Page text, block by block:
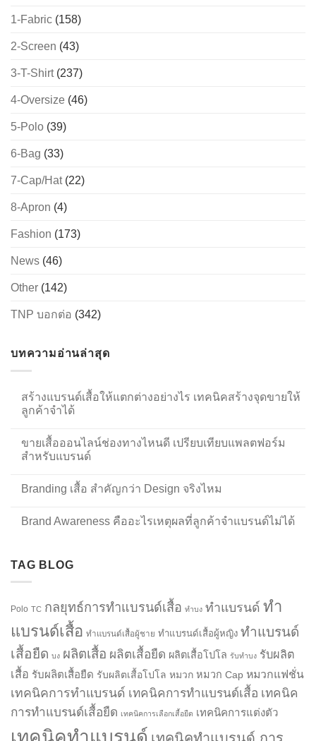
1-Fabric (158)
2-Screen (43)
3-T-Shirt(237)
4-Oversize (46)
5-Polo (39)
6-Bag (33)
7-Cap/Hat(22)
8-Apron (4)
Fashion (173)
News (46)
Other (142)
TNP บอกต่อ (342)
บทความอ่านล่าสุด
สร้างแบรนด์เสื้อให้แตกต่างอย่างไร เทคนิคสร้างจุดขายให้
ลูกค้าจำได้
ขายเสื้อออนไลน์ช่องทางไหนดี เปรียบเทียบแพลตฟอร์ม
สำหรับแบรนด์
Branding เสื้อ สำคัญกว่า Design จริงไหม
Brand Awareness คืออะไรเหตุผลที่ลูกค้าจำแบรนด์ไม่ได้
TAG BLOG
Polo TC กลยุทธ์การทำแบรนด์เสื้อ ทำบง ทำแบรนด์ ทำ
แบรนด์เสื้อ ทำแบรนด์เสื้อผู้ชาย ทำแบรนด์เสื้อผู้หญิง ทำแบรนด์
เสื้อยืด บง ผลิตเสื้อ ผลิตเสื้อยืด ผลิตเสื้อโปโล รับทำบง รับผลิต
เสื้อ รับผลิตเสื้อยืด รับผลิตเสื้อโปโล หมวก หมวก Cap หมวกแฟชั่น
เทคนิคการทำแบรนด์ เทคนิคการทำแบรนด์เสื้อ เทคนิค
การทำแบรนด์เสื้อยืด เทคนิคการเลือกเสื้อยืด เทคนิคการแต่งตัว